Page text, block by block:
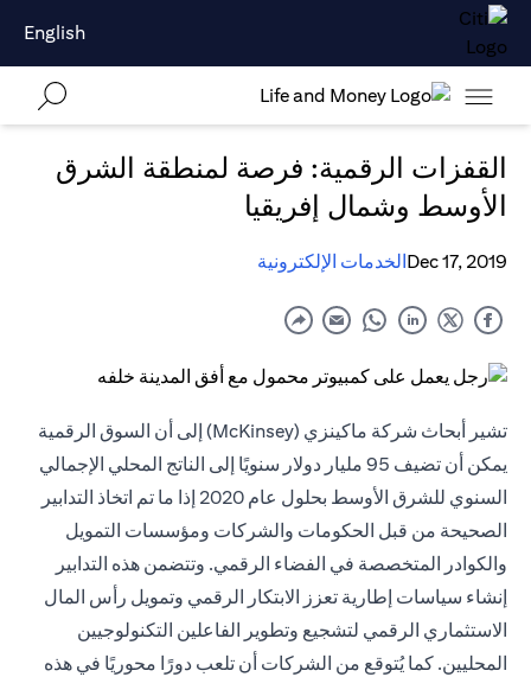
English
القفزات الرقمية: فرصة لمنطقة الشرق
الأوسط وشمال إفريقيا
Dec 17, 2019الخدمات الإلكترونية
تشير أبحاث شركة ماكينزي (McKinsey) إلى أن السوق الرقمية
يمكن أن تضيف 95 مليار دولار سنويًا إلى الناتج المحلي الإجمالي
السنوي للشرق الأوسط بحلول عام 2020 إذا ما تم اتخاذ التدابير
الصحيحة من قبل الحكومات والشركات ومؤسسات التمويل
والكوادر المتخصصة في الفضاء الرقمي. وتتضمن هذه التدابير
إنشاء سياسات إطارية تعزز الابتكار الرقمي وتمويل رأس المال
الاستثماري الرقمي لتشجيع وتطوير الفاعلين التكنولوجيين
المحليين. كما يُتوقع من الشركات أن تلعب دورًا محوريًا في هذه